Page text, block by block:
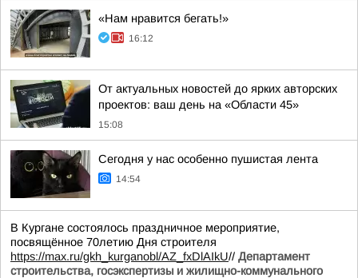
«Нам нравится бегать!»
16:12
От актуальных новостей до ярких авторских
проектов: ваш день на «Области 45»
15:08
Сегодня у нас особенно пушистая лента
14:54
В Кургане состоялось праздничное мероприятие,
посвящённое 70летию Дня строителя
https://max.ru/gkh_kurganobl/AZ_fxDlAIkU// Департамент
строительства, госэкспертизы и жилищно-коммунального